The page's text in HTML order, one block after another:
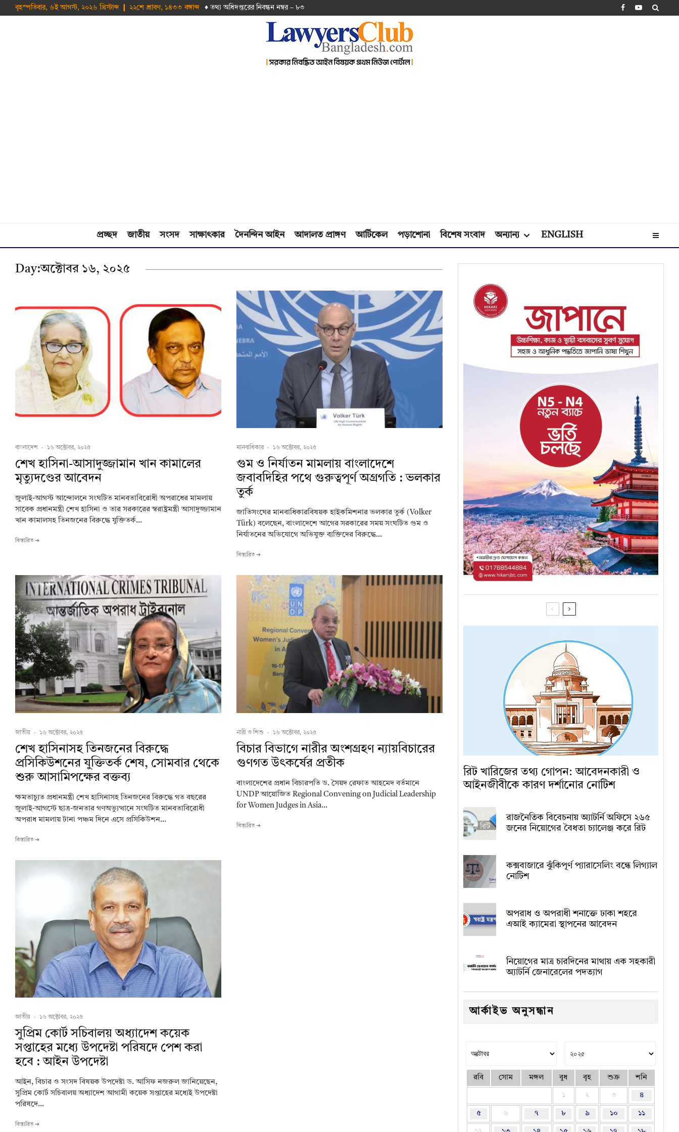
বৃহস্পতিবার, ৬ই আগস্ট, ২০২৬ খ্রিস্টাব্দ ❙ ২২শে শ্রাবণ, ১৪৩৩ বঙ্গাব্দ ♦ তথ‌্য অ‌ধিদপ্ত‌রের নিবন্ধন নম্বর – ৮৩
প্রচ্ছদ জাতীয় সংসদ সাক্ষাৎকার দৈনন্দিন আইন আদালত প্রাঙ্গণ আর্টিকেল পড়াশোনা বিশেষ সংবাদ অন্যান্য ENGLISH
Day:অক্টোবর ১৬, ২০২৫
বাংলাদেশ · ১৬ অক্টোবর, ২০২৫
শেখ হাসিনা-আসাদুজ্জামান খান কামালের
মৃত্যুদণ্ডের আবেদন
জুলাই-আগস্ট আন্দোলনে সংঘটিত মানবতাবিরোধী অপরাধের মামলায়
সাবেক প্রধানমন্ত্রী শেখ হাসিনা ও তার সরকারের স্বরাষ্ট্রমন্ত্রী আসাদুজ্জামান
খান কামালসহ তিনজনের বিরুদ্ধে যুক্তিতর্ক...
বিস্তারিত ➔
মানবাধিকার · ১৬ অক্টোবর, ২০২৫
গুম ও নির্যাতন মামলায় বাংলাদেশে
জবাবদিহির পথে গুরুত্বপূর্ণ অগ্রগতি : ভলকার
তুর্ক
জাতিসংঘের মানবাধিকারবিষয়ক হাইকমিশনার ভলকার তুর্ক (Volker
Türk) বলেছেন, বাংলাদেশে আগের সরকারের সময় সংঘটিত গুম ও
নির্যাতনের অভিযোগে অভিযুক্ত ব্যক্তিদের বিরুদ্ধে...
বিস্তারিত ➔
জাতীয় · ১৬ অক্টোবর, ২০২৫
শেখ হাসিনাসহ তিনজনের বিরুদ্ধে
প্রসিকিউশনের যুক্তিতর্ক শেষ, সোমবার থেকে
শুরু আসামিপক্ষের বক্তব্য
ক্ষমতাচ্যুত প্রধানমন্ত্রী শেখ হাসিনাসহ তিনজনের বিরুদ্ধে গত বছরের
জুলাই-আগস্টে ছাত্র-জনতার গণঅভ্যুত্থানে সংঘটিত মানবতাবিরোধী
অপরাধ মামলায় টানা পঞ্চম দিনে এসে প্রসিকিউশন...
বিস্তারিত ➔
নারী ও শিশু · ১৬ অক্টোবর, ২০২৫
বিচার বিভাগে নারীর অংশগ্রহণ ন্যায়বিচারের
গুণগত উৎকর্ষের প্রতীক
বাংলাদেশের প্রধান বিচারপতি ড. সৈয়দ রেফাত আহমেদ বর্তমানে
UNDP আয়োজিত Regional Convening on Judicial Leadership
for Women Judges in Asia...
বিস্তারিত ➔
জাতীয় · ১৬ অক্টোবর, ২০২৫
সুপ্রিম কোর্ট সচিবালয় অধ্যাদেশ কয়েক
সপ্তাহের মধ্যে উপদেষ্টা পরিষদে পেশ করা
হবে : আইন উপদেষ্টা
আইন, বিচার ও সংসদ বিষয়ক উপদেষ্টা ড. আসিফ নজরুল জানিয়েছেন,
সুপ্রিম কোর্ট সচিবালয় অধ্যাদেশ আগামী কয়েক সপ্তাহের মধ্যেই উপদেষ্টা
পরিষদে...
বিস্তারিত ➔
রিট খারিজের তথ্য গোপন: আবেদনকারী ও
আইনজীবীকে কারণ দর্শানোর নোটিশ
রাজনৈতিক বিবেচনায় অ‍্যাটর্নি অফিসে ২৬৫
জনের নিয়োগের বৈধতা চ্যালেঞ্জ করে রিট
কক্সবাজারে ঝুঁকিপূর্ণ প্যারাসেলিং বন্ধে লিগ্যাল
নোটিশ
অপরাধ ও অপরাধী শনাক্তে ঢাকা শহরে
এআই ক্যামেরা স্থাপনের আবেদন
নিয়োগের মাত্র চারদিনের মাথায় এক সহকারী
অ্যাটর্নি জেনারেলের পদত্যাগ
আর্কাইভ অনুসন্ধান
রবি সোম মঙ্গল বুধ বৃহ শুক্র শনি
১ ২ ৩ ৪
৫ ৬ ৭ ৮ ৯ ১০ ১১